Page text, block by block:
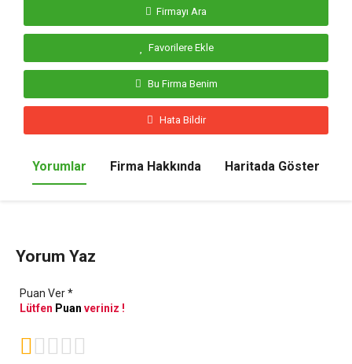
Firmayı Ara
Favorilere Ekle
Bu Firma Benim
Hata Bildir
Yorumlar Firma Hakkında Haritada Göster
Yorum Yaz
Puan Ver *
Lütfen Puan veriniz !
